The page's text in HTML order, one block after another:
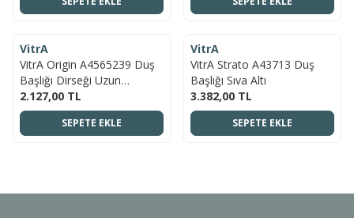
YENI
ÜCRETSIZ KARGO
VitrA
VitrA Origin A4565239 Duş
Başlığı Dirseği Uzun
Duvardan, Parlak Siyah
2.127,00 TL
SEPETE EKLE
YENI
ÜCRETSIZ KARGO
VitrA
VitrA Strato A43713 Duş
Başlığı Sıva Altı
3.382,00 TL
SEPETE EKLE